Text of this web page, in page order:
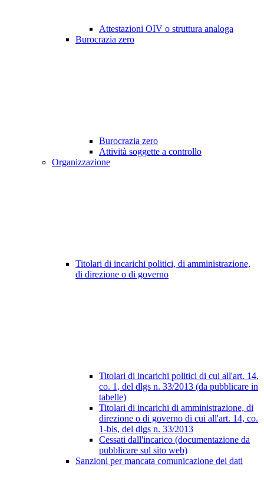
Attestazioni OIV o struttura analoga
Burocrazia zero
Burocrazia zero
Attività soggette a controllo
Organizzazione
Titolari di incarichi politici, di amministrazione,
di direzione o di governo
Titolari di incarichi politici di cui all'art. 14,
co. 1, del dlgs n. 33/2013 (da pubblicare in
tabelle)
Titolari di incarichi di amministrazione, di
direzione o di governo di cui all'art. 14, co.
1-bis, del dlgs n. 33/2013
Cessati dall'incarico (documentazione da
pubblicare sul sito web)
Sanzioni per mancata comunicazione dei dati